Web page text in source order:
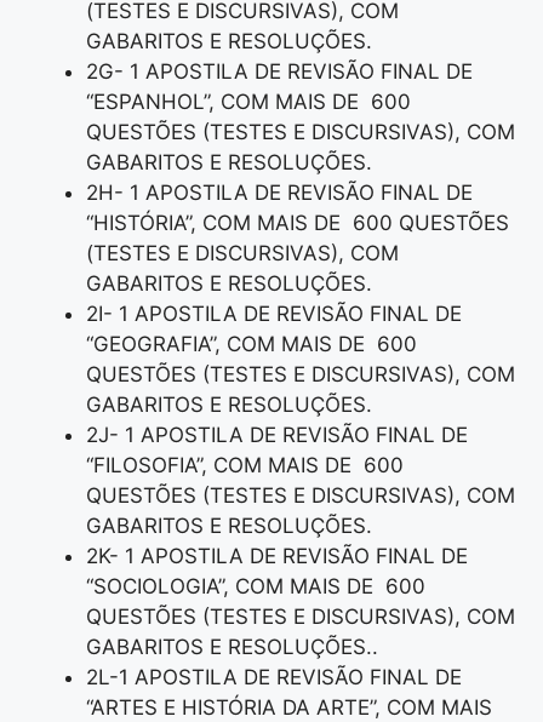
(TESTES E DISCURSIVAS), COM
GABARITOS E RESOLUÇÕES.
2G- 1 APOSTILA DE REVISÃO FINAL DE
“ESPANHOL”, COM MAIS DE 600
QUESTÕES (TESTES E DISCURSIVAS), COM
GABARITOS E RESOLUÇÕES.
2H- 1 APOSTILA DE REVISÃO FINAL DE
“HISTÓRIA”, COM MAIS DE 600 QUESTÕES
(TESTES E DISCURSIVAS), COM
GABARITOS E RESOLUÇÕES.
2I- 1 APOSTILA DE REVISÃO FINAL DE
“GEOGRAFIA”, COM MAIS DE 600
QUESTÕES (TESTES E DISCURSIVAS), COM
GABARITOS E RESOLUÇÕES.
2J- 1 APOSTILA DE REVISÃO FINAL DE
“FILOSOFIA”, COM MAIS DE 600
QUESTÕES (TESTES E DISCURSIVAS), COM
GABARITOS E RESOLUÇÕES.
2K- 1 APOSTILA DE REVISÃO FINAL DE
“SOCIOLOGIA”, COM MAIS DE 600
QUESTÕES (TESTES E DISCURSIVAS), COM
GABARITOS E RESOLUÇÕES..
2L-1 APOSTILA DE REVISÃO FINAL DE
“ARTES E HISTÓRIA DA ARTE”, COM MAIS